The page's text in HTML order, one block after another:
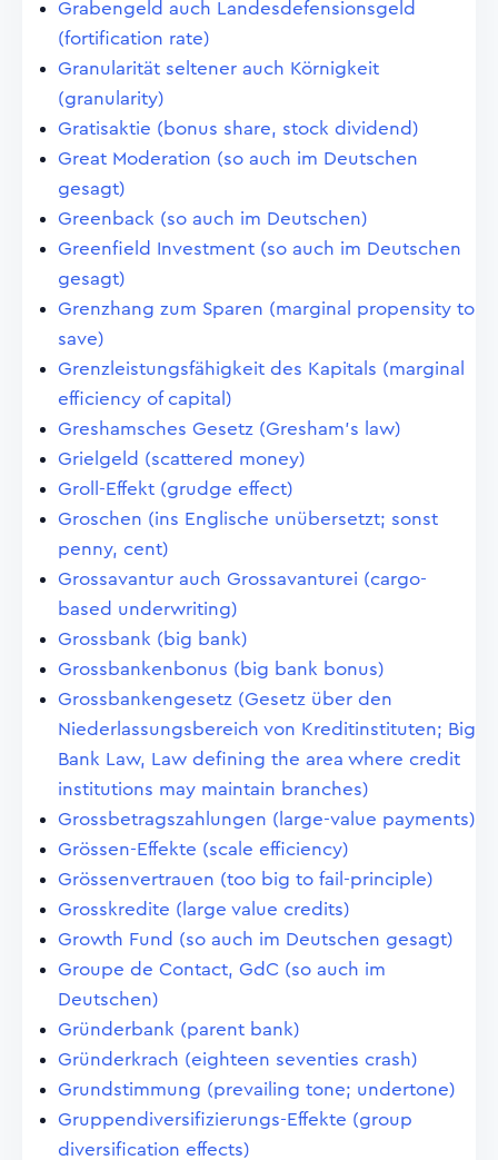
Grabengeld auch Landesdefensionsgeld
(fortification rate)
Granularität seltener auch Körnigkeit
(granularity)
Gratisaktie (bonus share, stock dividend)
Great Moderation (so auch im Deutschen
gesagt)
Greenback (so auch im Deutschen)
Greenfield Investment (so auch im Deutschen
gesagt)
Grenzhang zum Sparen (marginal propensity to
save)
Grenzleistungsfähigkeit des Kapitals (marginal
efficiency of capital)
Greshamsches Gesetz (Gresham's law)
Grielgeld (scattered money)
Groll-Effekt (grudge effect)
Groschen (ins Englische unübersetzt; sonst
penny, cent)
Grossavantur auch Grossavanturei (cargo-
based underwriting)
Grossbank (big bank)
Grossbankenbonus (big bank bonus)
Grossbankengesetz (Gesetz über den
Niederlassungsbereich von Kreditinstituten; Big
Bank Law, Law defining the area where credit
institutions may maintain branches)
Grossbetragszahlungen (large-value payments)
Grössen-Effekte (scale efficiency)
Grössenvertrauen (too big to fail-principle)
Grosskredite (large value credits)
Growth Fund (so auch im Deutschen gesagt)
Groupe de Contact, GdC (so auch im
Deutschen)
Gründerbank (parent bank)
Gründerkrach (eighteen seventies crash)
Grundstimmung (prevailing tone; undertone)
Gruppendiversifizierungs-Effekte (group
diversification effects)